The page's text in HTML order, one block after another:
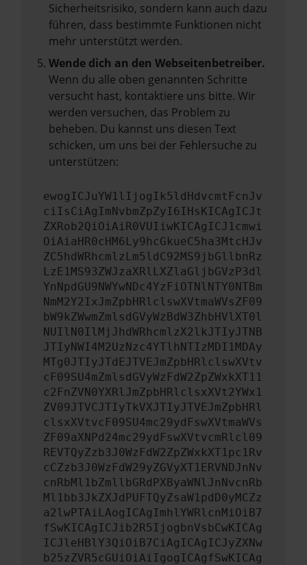
Sicherheitsrisiko, sondern kann auch dazu
führen, dass bestimmte Funktionen nicht
mehr unterstützt werden.
Wende dich an den Webseitenbetreiber.
Wenn du alle oben genannten Schritte
versucht hast, kontaktiere uns bitte. Wir
werden versuchen, das Problem zu
beheben. Du kannst uns diesen Text
schicken, um uns bei der Fehlersuche zu
unterstützen:
ewogICJuYW1lIjogIk5ldHdvcmtFcnJv
ciIsCiAgImNvbmZpZyI6IHsKICAgICJt
ZXRob2QiOiAiR0VUIiwKICAgICJ1cmwi
OiAiaHR0cHM6Ly9hcGkueC5ha3MtcHJv
ZC5hdWRhcmlzLm5ldC92MS9jbGllbnRz
LzE1MS93ZWJzaXRlLXZlaGljbGVzP3dl
YnNpdGU9NWYwNDc4YzFiOTNlNTY0NTBm
NmM2Y2IxJmZpbHRlclswXVtmaWVsZF09
bW9kZWwmZmlsdGVyWzBdW3ZhbHVlXT0l
NUIlN0IlMjJhdWRhcmlzX2lkJTIyJTNB
JTIyNWI4M2UzNzc4YTlhNTIzMDI1MDAy
MTg0JTIyJTdEJTVEJmZpbHRlclswXVtv
cF09SU4mZmlsdGVyWzFdW2ZpZWxkXT11
c2FnZVN0YXRlJmZpbHRlclsxXVt2YWx1
ZV09JTVCJTIyTkVXJTIyJTVEJmZpbHRl
clsxXVtvcF09SU4mc29ydFswXVtmaWVs
ZF09aXNPd24mc29ydFswXVtvcmRlcl09
REVTQyZzb3J0WzFdW2ZpZWxkXT1pc1Rv
cCZzb3J0WzFdW29yZGVyXT1ERVNDJnNv
cnRbMl1bZmllbGRdPXByaWNlJnNvcnRb
Ml1bb3JkZXJdPUFTQyZsaW1pdD0yMCZz
a2lwPTAiLAogICAgImhlYWRlcnMiOiB7
fSwKICAgICJib2R5IjogbnVsbCwKICAg
ICJleHBlY3QiOiB7CiAgICAgICJyZXNw
b25zZVR5cGUiOiAiIgogICAgfSwKICAg